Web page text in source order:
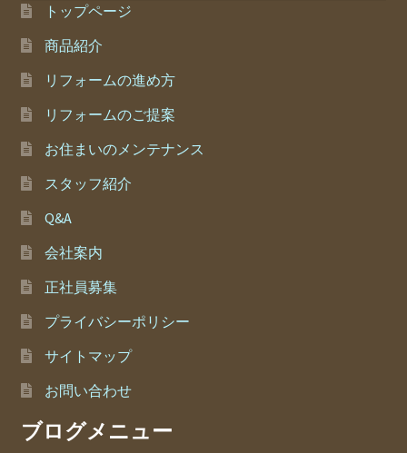
トップページ
商品紹介
リフォームの進め方
リフォームのご提案
お住まいのメンテナンス
スタッフ紹介
Q&A
会社案内
正社員募集
プライバシーポリシー
サイトマップ
お問い合わせ
ブログメニュー